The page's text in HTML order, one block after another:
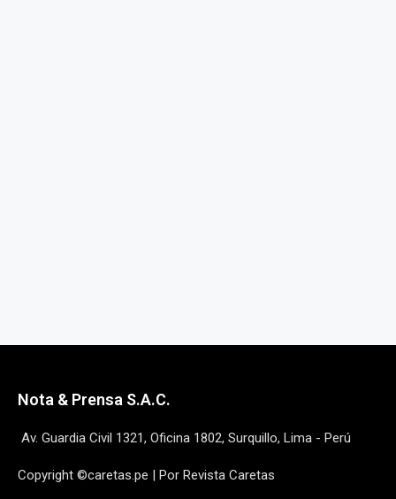
Nota & Prensa S.A.C.
Av. Guardia Civil 1321, Oficina 1802, Surquillo, Lima - Perú
Copyright ©caretas.pe | Por Revista Caretas